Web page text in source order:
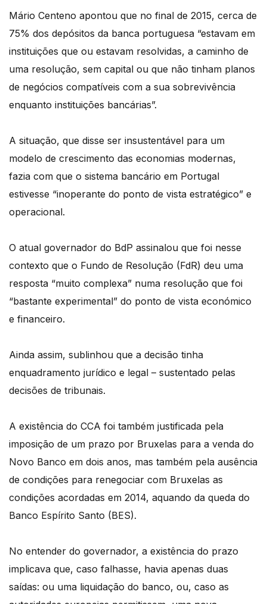
Mário Centeno apontou que no final de 2015, cerca de
75% dos depósitos da banca portuguesa “estavam em
instituições que ou estavam resolvidas, a caminho de
uma resolução, sem capital ou que não tinham planos
de negócios compatíveis com a sua sobrevivência
enquanto instituições bancárias”.
A situação, que disse ser insustentável para um
modelo de crescimento das economias modernas,
fazia com que o sistema bancário em Portugal
estivesse “inoperante do ponto de vista estratégico” e
operacional.
O atual governador do BdP assinalou que foi nesse
contexto que o Fundo de Resolução (FdR) deu uma
resposta “muito complexa” numa resolução que foi
“bastante experimental” do ponto de vista económico
e financeiro.
Ainda assim, sublinhou que a decisão tinha
enquadramento jurídico e legal – sustentado pelas
decisões de tribunais.
A existência do CCA foi também justificada pela
imposição de um prazo por Bruxelas para a venda do
Novo Banco em dois anos, mas também pela ausência
de condições para renegociar com Bruxelas as
condições acordadas em 2014, aquando da queda do
Banco Espírito Santo (BES).
No entender do governador, a existência do prazo
implicava que, caso falhasse, havia apenas duas
saídas: ou uma liquidação do banco, ou, caso as